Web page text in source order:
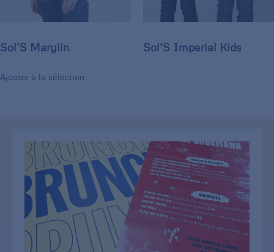
Sol’S Marylin
Ajouter à la sélection
Sol’S Imperial Kids